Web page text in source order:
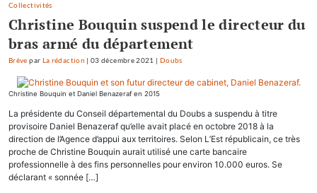
Collectivités
Christine Bouquin suspend le directeur du
bras armé du département
Brève par La rédaction |03 décembre 2021 | Doubs
Christine Bouquin et Daniel Benazeraf en 2015
La présidente du Conseil départemental du Doubs a suspendu à titre
provisoire Daniel Benazeraf qu’elle avait placé en octobre 2018 à la
direction de l’Agence d’appui aux territoires. Selon L’Est républicain, ce très
proche de Christine Bouquin aurait utilisé une carte bancaire
professionnelle à des fins personnelles pour environ 10.000 euros. Se
déclarant « sonnée […]